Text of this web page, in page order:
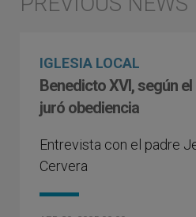
IGLESIA LOCAL
Benedicto XVI, según
juró obediencia
Entrevista con el padre
Cervera